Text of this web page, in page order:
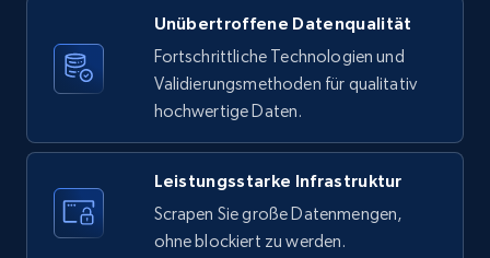
322+ Gratis testen
Etsy - Collects data from shop's URL
URL, Product id, Listing inventory id, Title, Rating,
Reviews count shop, Reviews count item, Initial
price, and more.
Unübertroffene Datenqualität
Fortschrittliche Technologien und
Validierungsmethoden für qualitativ
hochwertige Daten.
Leistungsstarke Infrastruktur
Scrapen Sie große Datenmengen,
ohne blockiert zu werden.